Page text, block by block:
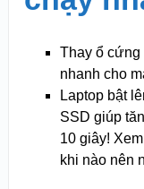
Thay ổ cứng
nhanh cho
Laptop bật
SSD giúp
10 giây!
khi nào nên